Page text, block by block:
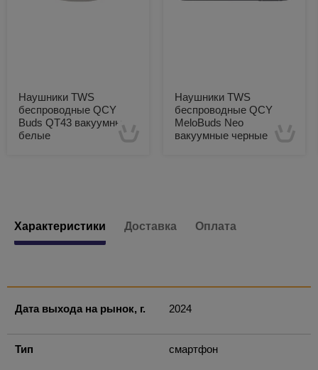
Наушники TWS
беспроводные QCY
Buds QT43 вакуумные
белые
Наушники TWS
беспроводные QCY
MeloBuds Neo
вакуумные черные
Характеристики Доставка Оплата
Дата выхода на рынок, г. 2024
Тип смартфон